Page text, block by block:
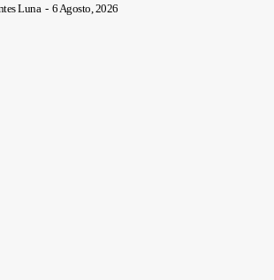
Luna - 6 Agosto, 2026